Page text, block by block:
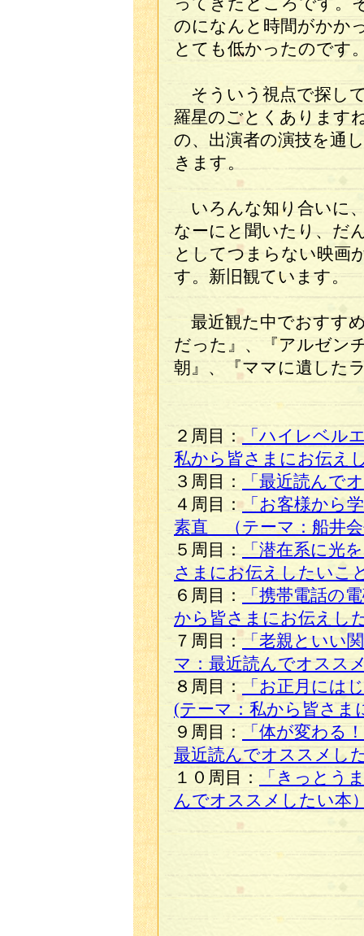
のになんと時間がかか
とても低かったのです
そういう視点で探し
羅星のごとくあります
の、出演者の演技を通
きます。
いろんな知り合いに
なーにと聞いたり、だ
としてつまらない映画
す。新旧観ています。
最近観た中でおすす
だった』、『アルゼン
朝』、『ママに遺した
２周目：「ハイレベル
私から皆さまにお伝え
３周目：
「最近読んで
４周目：「お客様から
素直 （テーマ：船井
５周目：
「潜在系に光
さまにお伝えしたいこ
６周目：
「携帯電話の
から皆さまにお伝えし
７周目：「老親といい
マ：最近読んでオスス
８周目：
「お正月に
(テーマ：私から皆さま
９周目：
「体が変わる
最近読んでオススメし
１０周目：
「きっとう
んでオススメしたい本